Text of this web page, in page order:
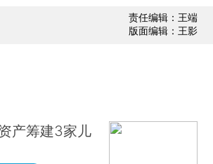
责任编辑：王端
版面编辑：王影
产筹建3家儿